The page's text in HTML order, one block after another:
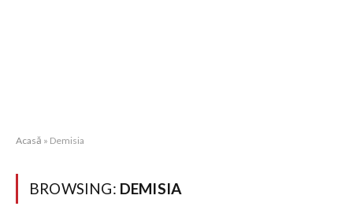
Acasă » Demisia
BROWSING: DEMISIA